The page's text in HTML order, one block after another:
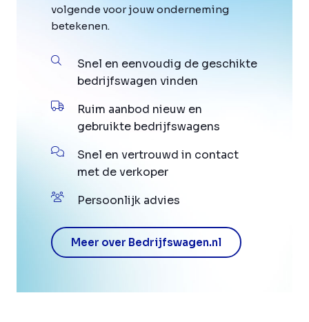
volgende voor jouw onderneming
betekenen.
Snel en eenvoudig de geschikte
bedrijfswagen vinden
Ruim aanbod nieuw en
gebruikte bedrijfswagens
Snel en vertrouwd in contact
met de verkoper
Persoonlijk advies
Meer over Bedrijfswagen.nl